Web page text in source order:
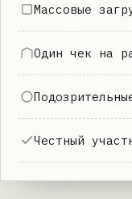
Массовые
Один чек на
Честный